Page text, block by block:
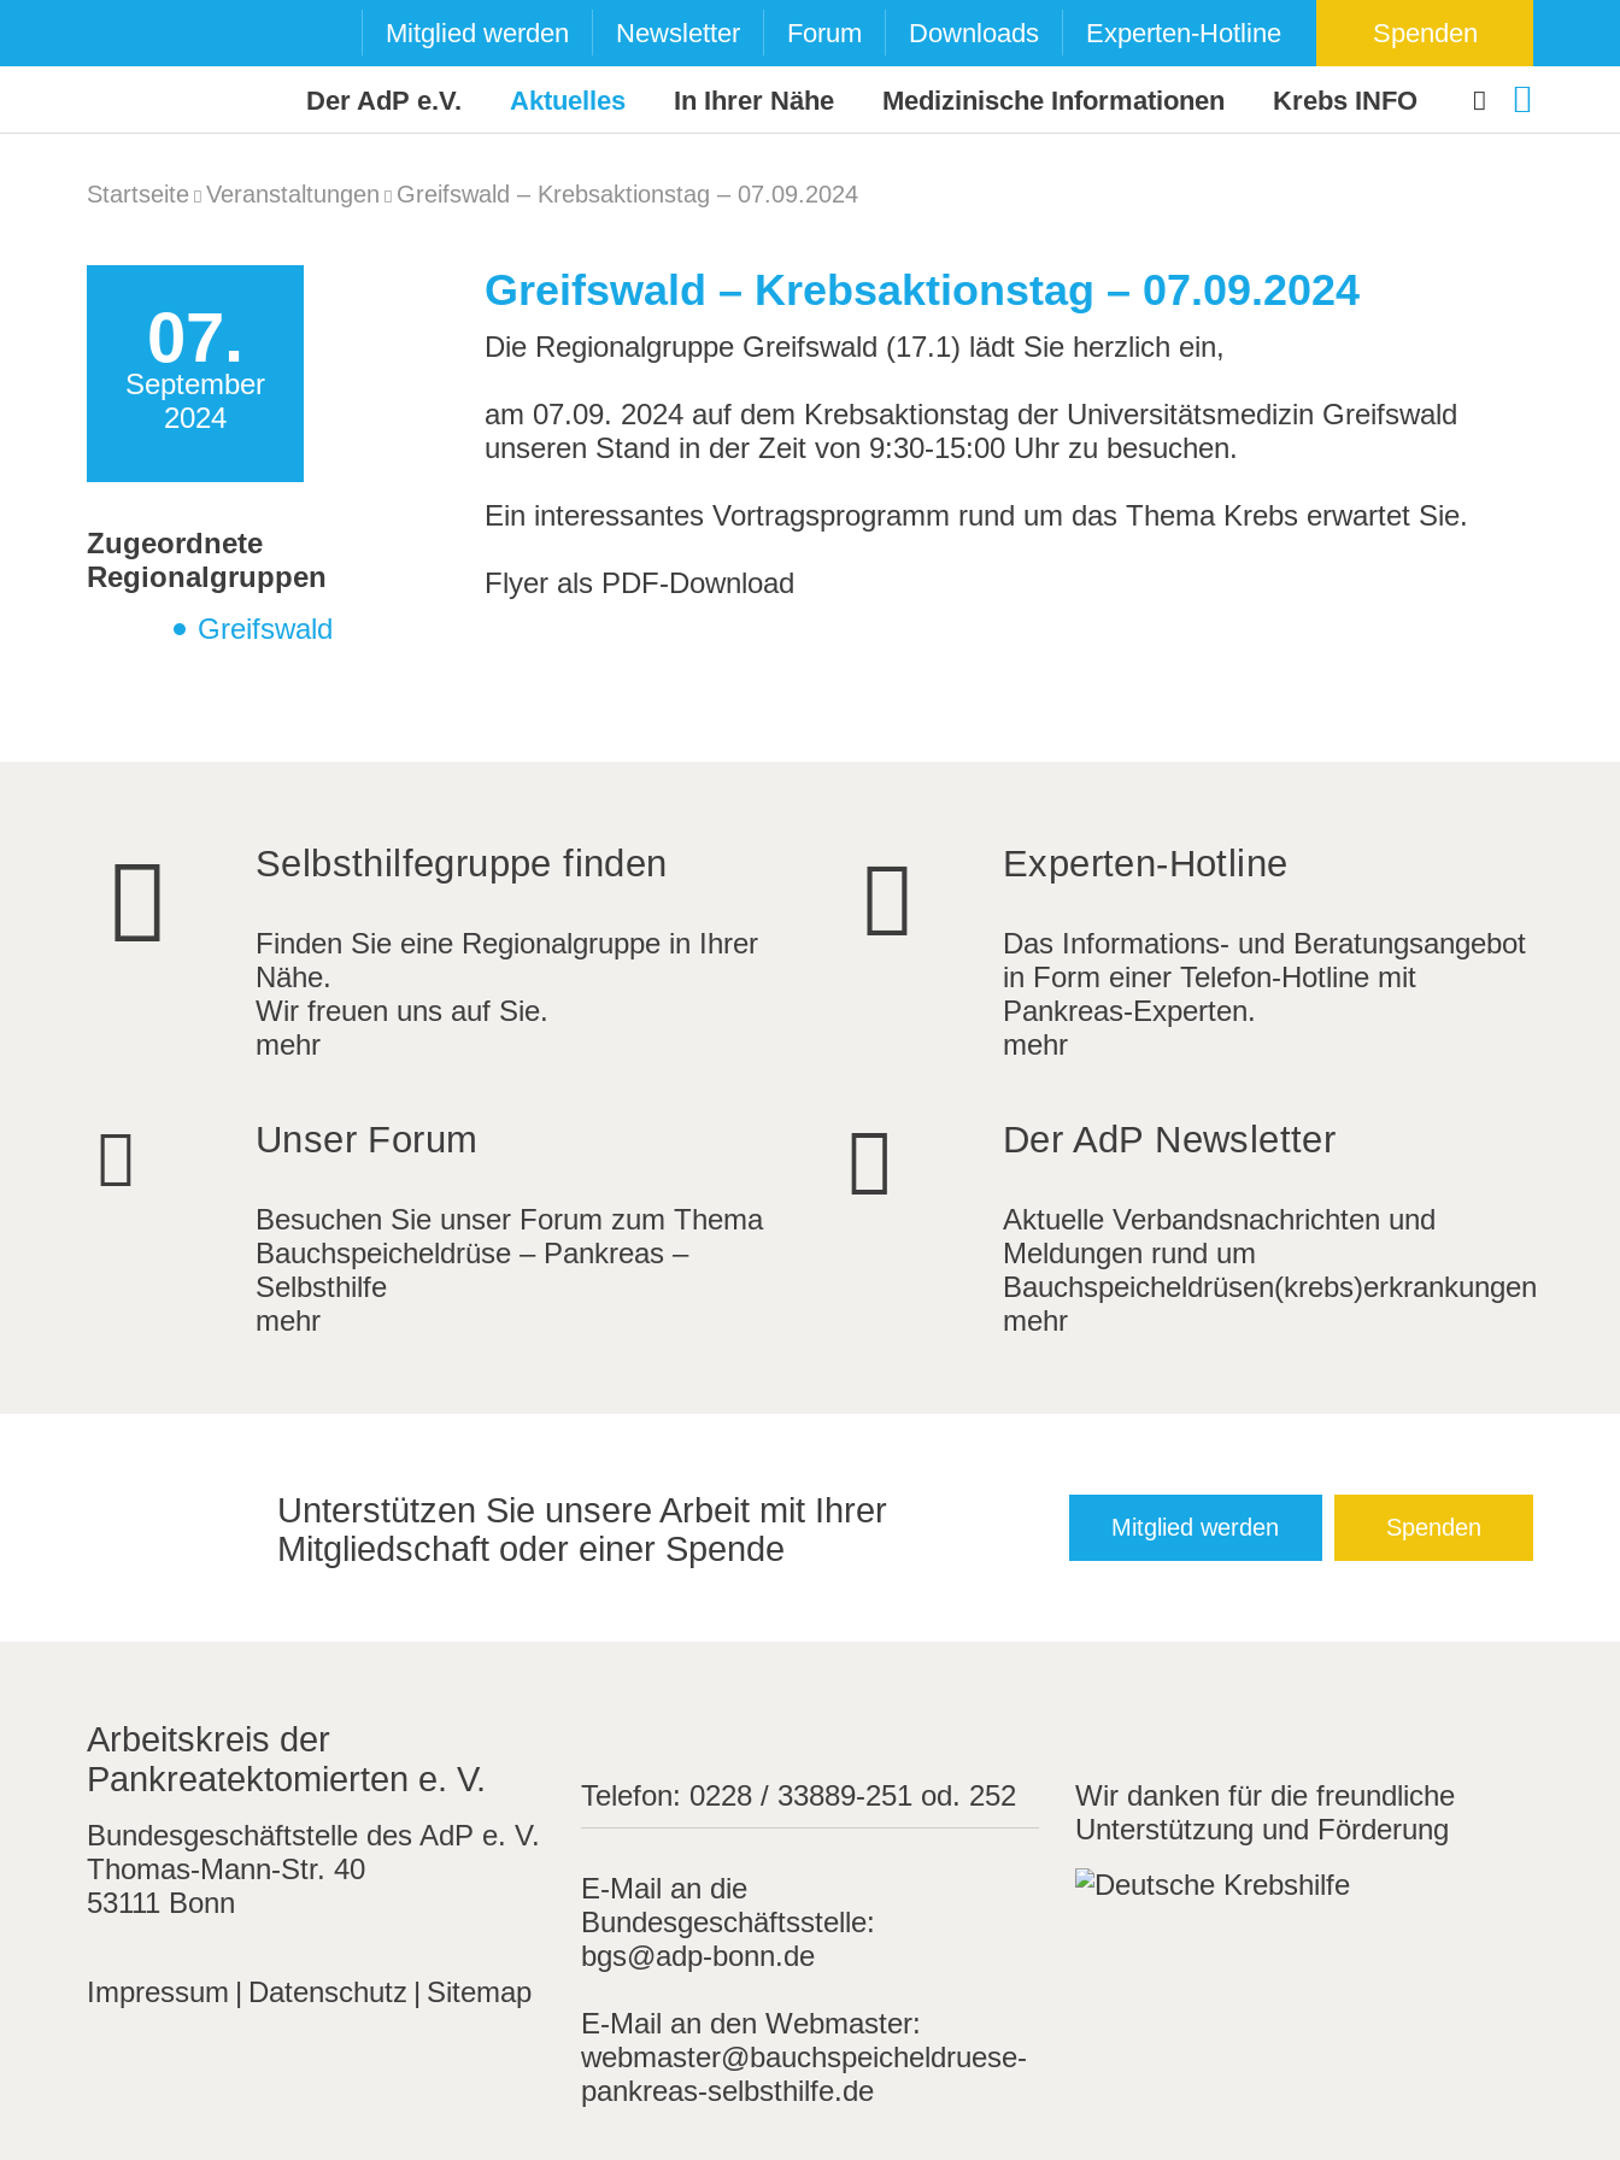
Mitglied werden Newsletter Forum Downloads Experten-Hotline Spenden
Der AdP e.V. Aktuelles In Ihrer Nähe Medizinische Informationen Krebs INFO
Startseite Veranstaltungen Greifswald – Krebsaktionstag – 07.09.2024
07.
September
2024
Zugeordnete
Regionalgruppen
Greifswald
Greifswald – Krebsaktionstag – 07.09.2024
Die Regionalgruppe Greifswald (17.1) lädt Sie herzlich ein,
am 07.09. 2024 auf dem Krebsaktionstag der Universitätsmedizin Greifswald
unseren Stand in der Zeit von 9:30-15:00 Uhr zu besuchen.
Ein interessantes Vortragsprogramm rund um das Thema Krebs erwartet Sie.
Flyer als PDF-Download
Selbsthilfegruppe finden
Finden Sie eine Regionalgruppe in Ihrer
Nähe.
Wir freuen uns auf Sie.
mehr
Experten-Hotline
Das Informations- und Beratungsangebot
in Form einer Telefon-Hotline mit
Pankreas-Experten.
mehr
Unser Forum
Besuchen Sie unser Forum zum Thema
Bauchspeicheldrüse – Pankreas –
Selbsthilfe
mehr
Der AdP Newsletter
Aktuelle Verbandsnachrichten und
Meldungen rund um
Bauchspeicheldrüsen(krebs)erkrankungen
mehr
Unterstützen Sie unsere Arbeit mit Ihrer
Mitgliedschaft oder einer Spende
Mitglied werden Spenden
Arbeitskreis der
Pankreatektomierten e. V.
Bundesgeschäftstelle des AdP e. V.
Thomas-Mann-Str. 40
53111 Bonn
Impressum | Datenschutz | Sitemap
Telefon: 0228 / 33889-251 od. 252
E-Mail an die
Bundesgeschäftsstelle:
bgs@adp-bonn.de
E-Mail an den Webmaster:
webmaster@bauchspeicheldruese-
pankreas-selbsthilfe.de
Wir danken für die freundliche
Unterstützung und Förderung